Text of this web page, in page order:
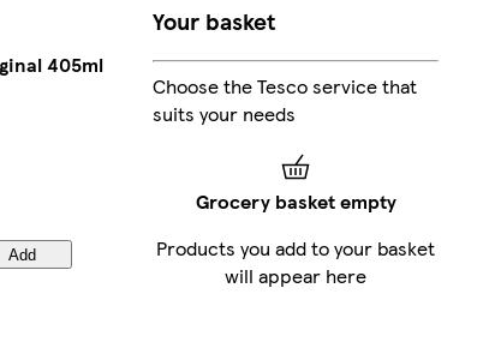
405ml
Add
Your basket
Choose the Tesco service that
suits your needs
Grocery basket empty
Products you add to your basket
will appear here